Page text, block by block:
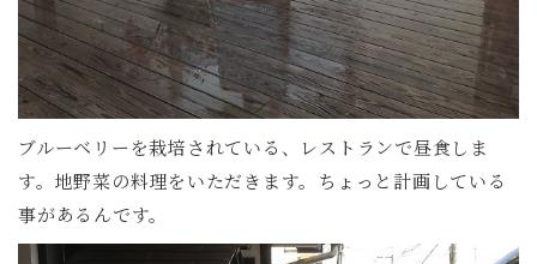
ブルーベリーを栽培されている、レストランで昼食しま
す。地野菜の料理をいただきます。ちょっと計画している
事があるんです。